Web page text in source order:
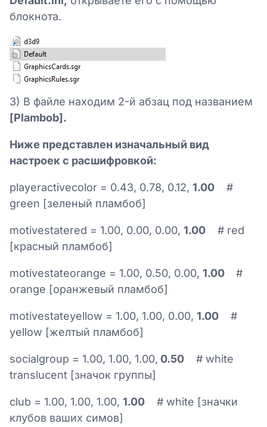
блокнота.
3) В файле находим 2-й абзац под названием
[Plambob].
Ниже представлен изначальный вид
настроек с расшифровкой:
playeractivecolor = 0.43, 0.78, 0.12, 1.00 #
green [зеленый пламбоб]
motivestatered = 1.00, 0.00, 0.00, 1.00 # red
[красный пламбоб]
motivestateorange = 1.00, 0.50, 0.00, 1.00
#
orange [оранжевый пламбоб]
motivestateyellow = 1.00, 1.00, 0.00, 1.00 #
yellow [желтый пламбоб]
socialgroup = 1.00, 1.00, 1.00, 0.50 # white
translucent [значок группы]
club = 1.00, 1.00, 1.00, 1.00 # white [значки
клубов ваших симов]